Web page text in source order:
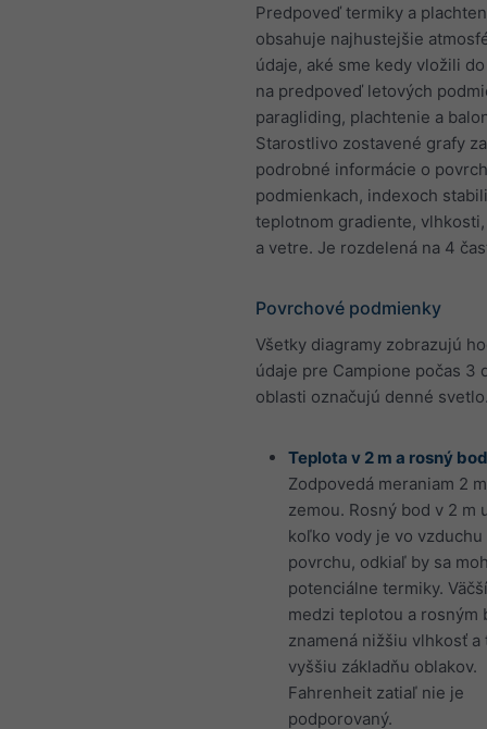
Predpoveď termiky a
obsahuje najhustejšie
údaje, aké sme kedy vložili
na predpoveď letových
paragliding, plachtenie a
Starostlivo zostavené grafy
podrobné informácie o
podmienkach, indexoch
teplotnom gradiente,
a vetre. Je rozdelená na 4
Povrchové podmienky
Všetky diagramy zobrazujú
údaje pre Campione počas 3
oblasti označujú denné
Teplota v 2 m a rosný
Zodpovedá meraniam 2
zemou. Rosný bod v 2 m
koľko vody je vo
povrchu, odkiaľ by sa
potenciálne termiky.
medzi teplotou a rosným
znamená nižšiu vlhkosť a
vyššiu základňu oblakov.
Fahrenheit zatiaľ nie je
podporovaný.